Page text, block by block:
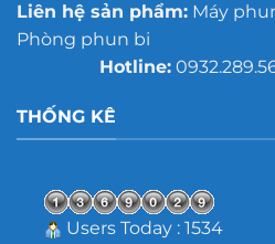
Liên hệ sản phẩm:Máy
Phòng phun bi
Hotline:
THỐNG KÊ
Users Today : 1534